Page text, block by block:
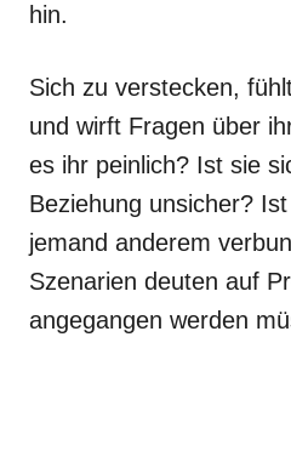
hin.
Sich zu verstecken,
und wirft Fragen über
es ihr peinlich? Ist sie
Beziehung unsicher?
jemand anderem
Szenarien deuten auf
angegangen werden